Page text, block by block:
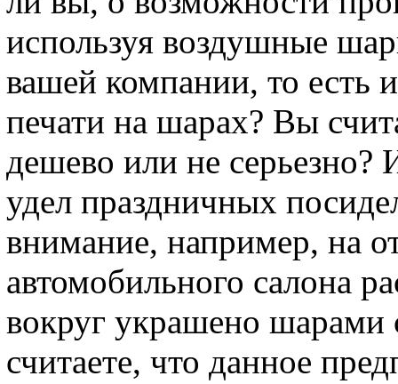
используя воздушные
вашей компании, то есть
печати на шарах? Вы
дешево или не
удел праздничных
внимание, например, на
автомобильного салона
вокруг украшено
считаете, что данное